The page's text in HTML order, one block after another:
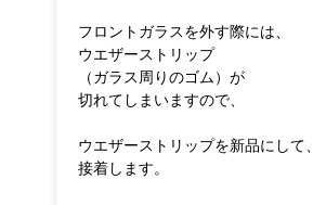
フロントガラスを外す際には、
ウエザーストリップ
（ガラス周りのゴム）が
切れてしまいますので、
ウエザーストリップを新品にして、
接着します。